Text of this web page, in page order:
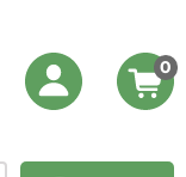
0